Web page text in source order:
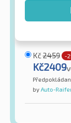
Kč2459 -
Kč2409
by Auto-